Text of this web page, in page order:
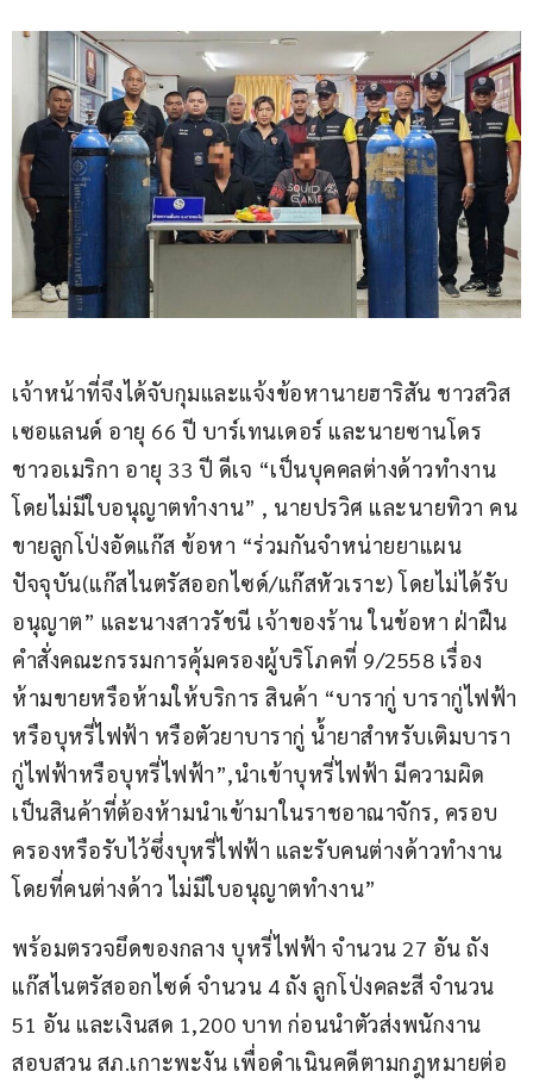
เจ้าหน้าที่จึงได้จับกุมและแจ้งข้อหานายฮาริสัน ชาวสวิส
เซอแลนด์ อายุ 66 ปี บาร์เทนเดอร์ และนายซานโดร
ชาวอเมริกา อายุ 33 ปี ดีเจ “เป็นบุคคลต่างด้าวทํางาน
โดยไม่มีใบอนุญาตทํางาน” , นายปรวิศ และนายทิวา คน
ขายลูกโป่งอัดแก๊ส ข้อหา “ร่วมกันจําหน่ายยาแผน
ปัจจุบัน(แก๊สไนตรัสออกไซด์/แก๊สหัวเราะ) โดยไม่ได้รับ
อนุญาต” และนางสาวรัชนี เจ้าของร้าน ในข้อหา ฝ่าฝืน
คําสั่งคณะกรรมการคุ้มครองผู้บริโภคที่ 9/2558 เรื่อง
ห้ามขายหรือห้ามให้บริการ สินค้า “บารากู่ บารากู่ไฟฟ้า
หรือบุหรี่ไฟฟ้า หรือตัวยาบารากู่ น้ํายาสําหรับเติมบารา
กู่ไฟฟ้าหรือบุหรี่ไฟฟ้า”,นําเข้าบุหรี่ไฟฟ้า มีความผิด
เป็นสินค้าที่ต้องห้ามนําเข้ามาในราชอาณาจักร, ครอบ
ครองหรือรับไว้ซึ่งบุหรี่ไฟฟ้า และรับคนต่างด้าวทํางาน
โดยที่คนต่างด้าว ไม่มีใบอนุญาตทํางาน”
พร้อมตรวจยึดของกลาง บุหรี่ไฟฟ้า จํานวน 27 อัน ถัง
แก๊สไนตรัสออกไซด์ จํานวน 4 ถัง ลูกโป่งคละสี จํานวน
51 อัน และเงินสด 1,200 บาท ก่อนนำตัวส่งพนักงาน
สอบสวน สภ.เกาะพะงัน เพื่อดําเนินคดีตามกฎหมายต่อ